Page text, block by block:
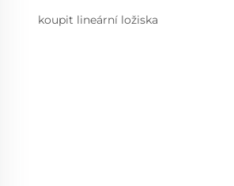
koupit lineární ložiska